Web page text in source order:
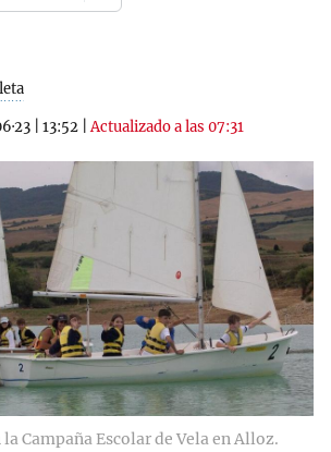
13:52 |Actualizado a las 07:31
Campaña Escolar de Vela en Alloz.